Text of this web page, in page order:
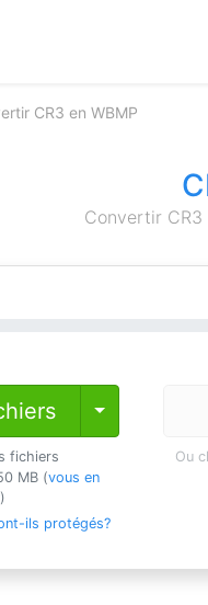
CR3 en WBMP
Convertir
Toggle
fichiers
MB (vous en
)
ils protégés?
Ou